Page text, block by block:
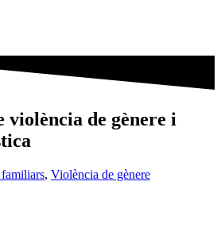
de gènere i
, Violència de gènere